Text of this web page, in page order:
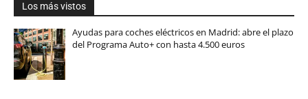
Los más vistos
Ayudas para coches eléctricos en Madrid: abre el plazo
del Programa Auto+ con hasta 4.500 euros